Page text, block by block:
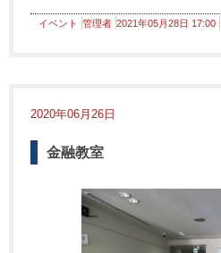
イベント 管理者 2021年05月28日 17:00
2020年06月26日
金融教室